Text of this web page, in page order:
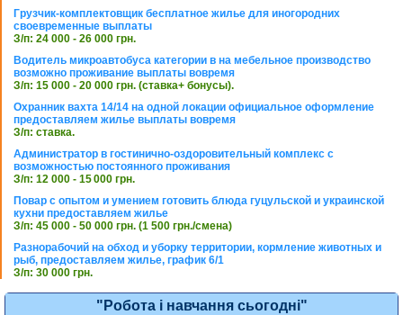
Грузчик-комплектовщик бесплатное жилье для иногородних
своевременные выплаты
З/п: 24 000 - 26 000 грн.
Водитель микроавтобуса категории в на мебельное производство
возможно проживание выплаты вовремя
З/п: 15 000 - 20 000 грн. (ставка+ бонусы).
Охранник вахта 14/14 на одной локации официальное оформление
предоставляем жилье выплаты вовремя
З/п: ставка.
Администратор в гостинично-оздоровительный комплекс с
возможностью постоянного проживания
З/п: 12 000 - 15 000 грн.
Повар с опытом и умением готовить блюда гуцульской и украинской
кухни предоставляем жилье
З/п: 45 000 - 50 000 грн. (1 500 грн./смена)
Разнорабочий на обход и уборку территории, кормление животных и
рыб, предоставляем жилье, график 6/1
З/п: 30 000 грн.
"Робота і навчання сьогодні"